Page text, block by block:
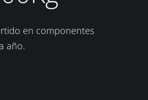
en componentes
año.